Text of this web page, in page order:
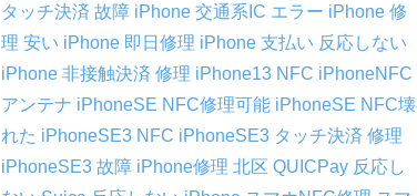
タッチ決済 故障 iPhone 交通系IC エラー iPhone 修
理 安い iPhone 即日修理 iPhone 支払い 反応しない
iPhone 非接触決済 修理 iPhone13 NFC iPhoneNFC
アンテナ iPhoneSE NFC修理可能 iPhoneSE NFC壊
れた iPhoneSE3 NFC iPhoneSE3 タッチ決済 修理
iPhoneSE3 故障 iPhone修理 北区 QUICPay 反応し